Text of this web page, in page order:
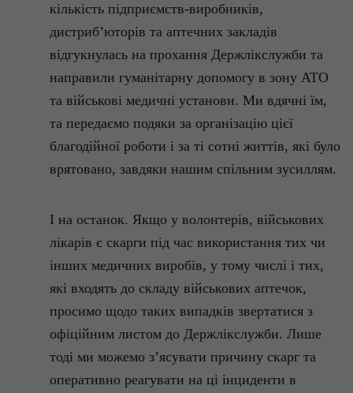
кількість підприємств-виробників,
дистриб’юторів та аптечних закладів
відгукнулась на прохання Держлікслужби та
направили гуманітарну допомогу в зону АТО
та військові медичні установи. Ми вдячні їм,
та передаємо подяки за організацію цієї
благодійної роботи і за ті сотні життів, які було
врятовано, завдяки нашим спільним зусиллям.
І на останок. Якщо у волонтерів, військових
лікарів є скарги під час використання тих чи
інших медичних виробів, у тому числі і тих,
які входять до складу військових аптечок,
просимо щодо таких випадків звертатися з
офіційним листом до Держлікслужби. Лише
тоді ми можемо з’ясувати причину скарг та
оперативно реагувати на ці інциденти в